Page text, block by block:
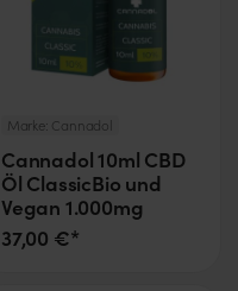
Marke: Cannadol
Cannadol 10ml CBD
Öl ClassicBio und
Vegan 1.000mg
37,00 €*